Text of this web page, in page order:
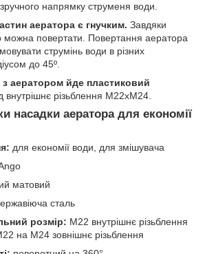
напрямку струменя води.
аератора є гнучким. Завдяки
можна повертати. Повертання аератора
струмінь води в різних
до 45º.
з аератором йде пластиковий
внутрішнє різьблення М22хМ24.
насадки аератора для економії
для економії води, для змішувача
матовий
сталь
розмір: М22 внутрішнє різьблення
на М24 зовнішнє різьблення